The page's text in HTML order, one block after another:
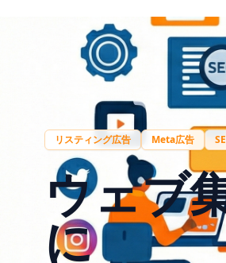
リスティング広告 Meta広告
ウェブ
に